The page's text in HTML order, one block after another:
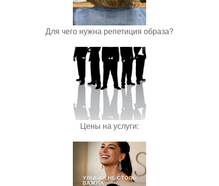
Для чего нужна репетиция образа?
Цены на услуги: